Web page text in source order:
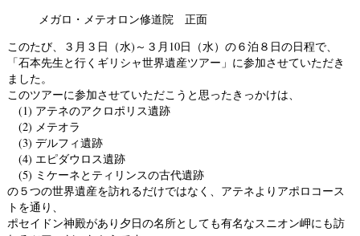
メガロ・メテオロン修道院 正面
このたび、３月３日（水)～３月10日（水）の６泊８日の日程で、
「石本先生と行くギリシャ世界遺産ツアー」に参加させていただき
ました。
このツアーに参加させていただこうと思ったきっかけは、
(1) アテネのアクロポリス遺跡
(2) メテオラ
(3) デルフィ遺跡
(4) エピダウロス遺跡
(5) ミケーネとティリンスの古代遺跡
の５つの世界遺産を訪れるだけではなく、アテネよりアポロコース
トを通り、
ポセイドン神殿があり夕日の名所としても有名なスニオン岬にも訪